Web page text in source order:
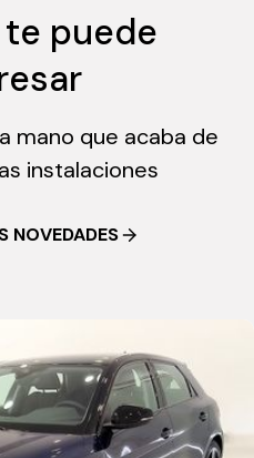
puede
mano que acaba de
instalaciones
NOVEDADES